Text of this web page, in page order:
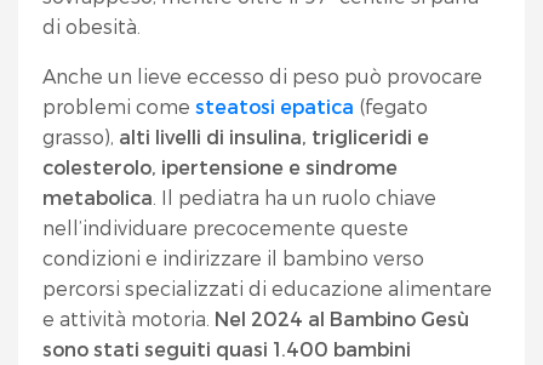
di obesità.
Anche un lieve eccesso di peso può provocare
problemi come steatosi epatica (fegato
grasso), alti livelli di insulina, trigliceridi e
colesterolo, ipertensione e sindrome
metabolica . Il pediatra ha un ruolo chiave
nell’individuare precocemente queste
condizioni e indirizzare il bambino verso
percorsi specializzati di educazione alimentare
e attività motoria. Nel 2024 al Bambino Gesù
sono stati seguiti quasi 1.400 bambini